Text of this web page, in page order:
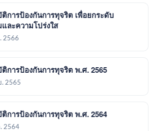
การป้องกันการทุจริต เพื่อยกระดับ
ละความโปร่งใส
2566
การป้องกันการทุจริต พ.ศ. 2565
. 2565
การป้องกันการทุจริต พ.ศ. 2564
2564